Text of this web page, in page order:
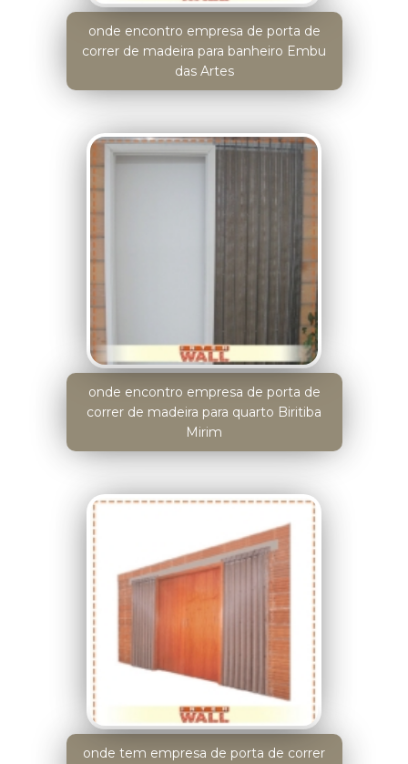
onde encontro empresa de porta de
correr de madeira para banheiro Embu
das Artes
onde encontro empresa de porta de
correr de madeira para quarto Biritiba
Mirim
onde tem empresa de porta de correr